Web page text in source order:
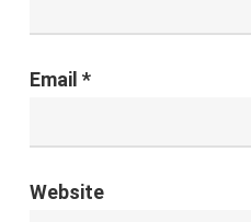
Email *
Website